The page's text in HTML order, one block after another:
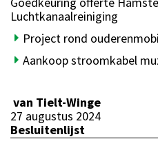
Luchtkanaalreiniging
Project rond
Aankoop stroomkabel
van Tielt-Winge
27 augustus 2024
Besluitenlijst